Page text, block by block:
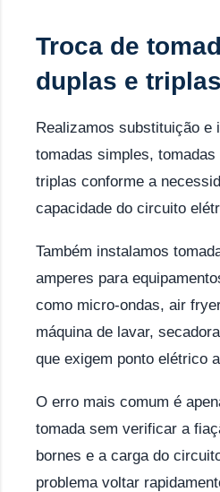
Troca de
duplas e
Realizamos substituição e
tomadas simples, tomadas
triplas conforme a
capacidade do circuito
Também instalamos
amperes para
como micro-ondas, air
máquina de lavar,
que exigem ponto elétrico
O erro mais comum é
tomada sem verificar a
bornes e a carga do
problema voltar